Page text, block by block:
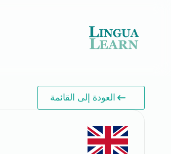
العودة إلى القائمة